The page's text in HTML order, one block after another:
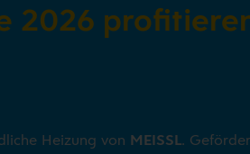
2026
Heizung von MEISSL.